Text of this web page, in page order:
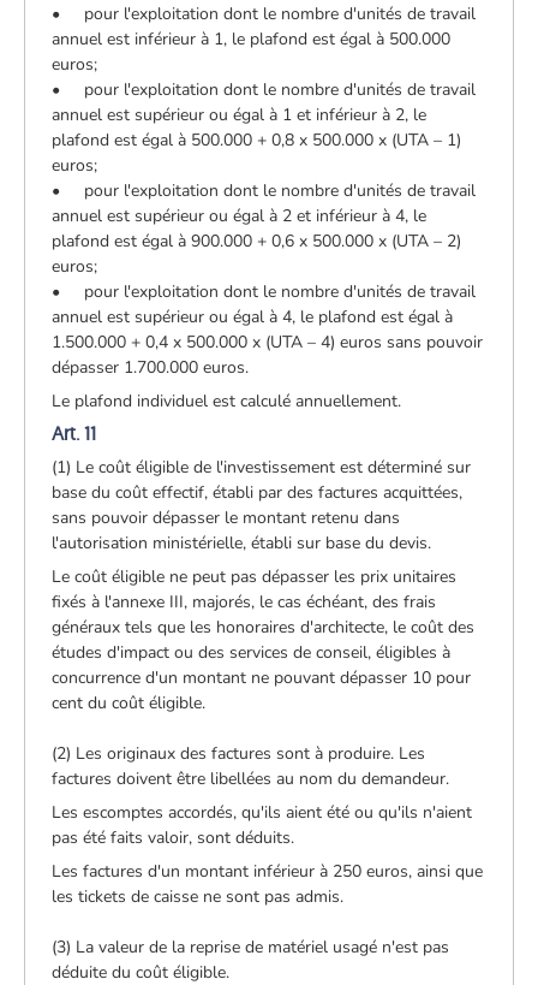
• pour l'exploitation dont le nombre d'unités de travail
annuel est inférieur à 1, le plafond est égal à 500.000
euros;
• pour l'exploitation dont le nombre d'unités de travail
annuel est supérieur ou égal à 1 et inférieur à 2, le
plafond est égal à 500.000 + 0,8 x 500.000 x (UTA – 1)
euros;
• pour l'exploitation dont le nombre d'unités de travail
annuel est supérieur ou égal à 2 et inférieur à 4, le
plafond est égal à 900.000 + 0,6 x 500.000 x (UTA – 2)
euros;
• pour l'exploitation dont le nombre d'unités de travail
annuel est supérieur ou égal à 4, le plafond est égal à
1.500.000 + 0,4 x 500.000 x (UTA – 4) euros sans pouvoir
dépasser 1.700.000 euros.
Le plafond individuel est calculé annuellement.
Art. 11
(1) Le coût éligible de l'investissement est déterminé sur
base du coût effectif, établi par des factures acquittées,
sans pouvoir dépasser le montant retenu dans
l'autorisation ministérielle, établi sur base du devis.
Le coût éligible ne peut pas dépasser les prix unitaires
fixés à l'annexe III, majorés, le cas échéant, des frais
généraux tels que les honoraires d'architecte, le coût des
études d'impact ou des services de conseil, éligibles à
concurrence d'un montant ne pouvant dépasser 10 pour
cent du coût éligible.
(2) Les originaux des factures sont à produire. Les
factures doivent être libellées au nom du demandeur.
Les escomptes accordés, qu'ils aient été ou qu'ils n'aient
pas été faits valoir, sont déduits.
Les factures d'un montant inférieur à 250 euros, ainsi que
les tickets de caisse ne sont pas admis.
(3) La valeur de la reprise de matériel usagé n'est pas
déduite du coût éligible.